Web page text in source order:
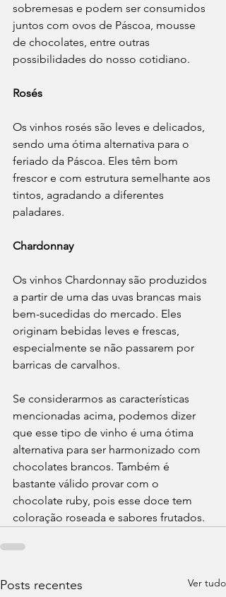
sobremesas e podem ser consumidos
juntos com ovos de Páscoa, mousse
de chocolates, entre outras
possibilidades do nosso cotidiano.
Rosés
Os vinhos rosés são leves e delicados,
sendo uma ótima alternativa para o
feriado da Páscoa. Eles têm bom
frescor e com estrutura semelhante aos
tintos, agradando a diferentes
paladares.
Chardonnay
Os vinhos Chardonnay são produzidos
a partir de uma das uvas brancas mais
bem-sucedidas do mercado. Eles
originam bebidas leves e frescas,
especialmente se não passarem por
barricas de carvalhos.
Se considerarmos as características
mencionadas acima, podemos dizer
que esse tipo de vinho é uma ótima
alternativa para ser harmonizado com
chocolates brancos. Também é
bastante válido provar com o
chocolate ruby, pois esse doce tem
coloração roseada e sabores frutados.
Posts recentes Ver tudo